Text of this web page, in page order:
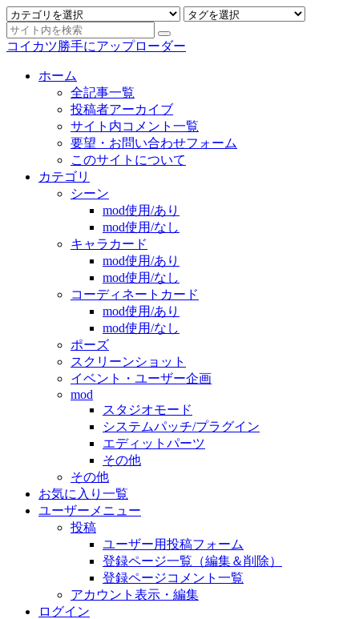
コイカツ勝手にアップローダー
ホーム
全記事一覧
投稿者アーカイブ
サイト内コメント一覧
要望・お問い合わせフォーム
このサイトについて
カテゴリ
シーン
mod使用/あり
mod使用/なし
キャラカード
mod使用/あり
mod使用/なし
コーディネートカード
mod使用/あり
mod使用/なし
ポーズ
スクリーンショット
イベント・ユーザー企画
mod
スタジオモード
システムパッチ/プラグイン
エディットパーツ
その他
その他
お気に入り一覧
ユーザーメニュー
投稿
ユーザー用投稿フォーム
登録ページ一覧（編集＆削除）
登録ページコメント一覧
アカウント表示・編集
ログイン